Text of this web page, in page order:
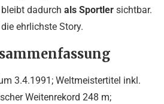
dadurch als Sportler sichtbar.
ehrlichste Story.
3.4.1991; Weltmeistertitel inkl.
Weitenrekord 248 m;